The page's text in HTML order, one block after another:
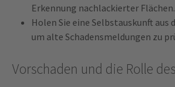
Erkennung nachlackierter Flächen.
Holen Sie eine Selbstauskunft aus
um alte Schadensmeldungen zu
Vorschaden und die Rolle